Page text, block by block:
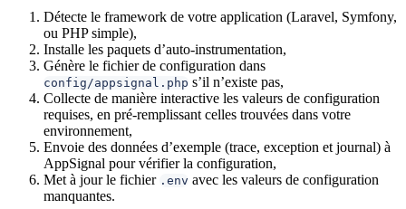
Détecte le framework de votre application (Laravel, Symfony,
ou PHP simple),
Installe les paquets d’auto-instrumentation,
Génère le fichier de configuration dans
config/appsignal.php s’il n’existe pas,
Collecte de manière interactive les valeurs de configuration
requises, en pré-remplissant celles trouvées dans votre
environnement,
Envoie des données d’exemple (trace, exception et journal) à
AppSignal pour vérifier la configuration,
Met à jour le fichier .env avec les valeurs de configuration
manquantes.